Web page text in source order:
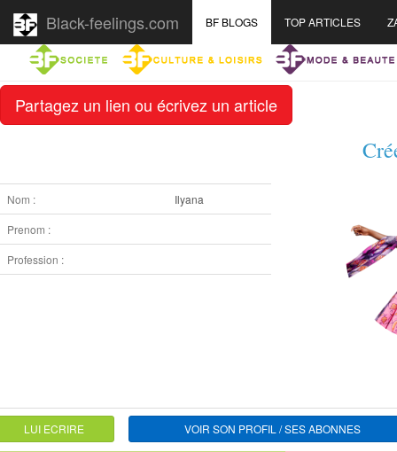
Partagez un lien ou écrivez un article
Black-feelings.com BF BLOGS TOP ARTICLES
Nom :
Ilyana
Prenom :
Profession :
LUI ECRIRE VOIR SON PROFIL / SES ABONNES